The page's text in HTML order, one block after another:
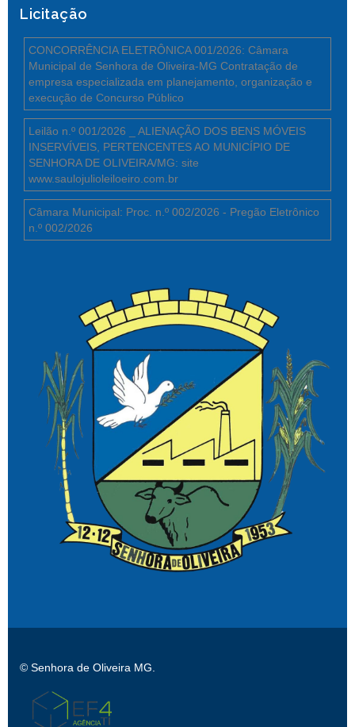
Licitação
CONCORRÊNCIA ELETRÔNICA 001/2026: Câmara
Municipal de Senhora de Oliveira-MG Contratação de
empresa especializada em planejamento, organização e
execução de Concurso Público
Leilão n.º 001/2026 _ ALIENAÇÃO DOS BENS MÓVEIS
INSERVÍVEIS, PERTENCENTES AO MUNICÍPIO DE
SENHORA DE OLIVEIRA/MG: site
www.saulojulioleiloeiro.com.br
Câmara Municipal: Proc. n.º 002/2026 - Pregão Eletrônico
n.º 002/2026
© Senhora de Oliveira MG.